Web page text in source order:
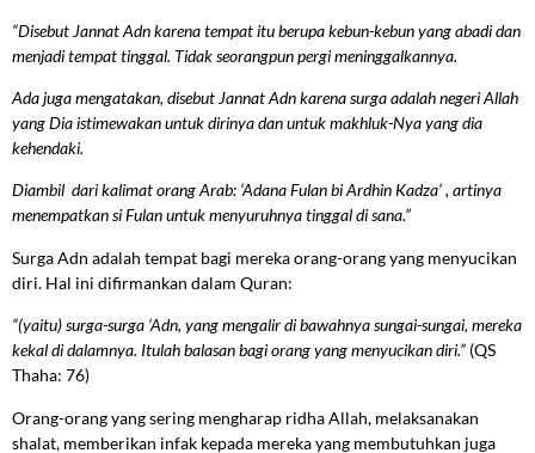
“Disebut Jannat Adn karena tempat itu berupa kebun-kebun yang abadi dan
menjadi tempat tinggal. Tidak seorangpun pergi meninggalkannya.
Ada juga mengatakan, disebut Jannat Adn karena surga adalah negeri Allah
yang Dia istimewakan untuk dirinya dan untuk makhluk-Nya yang dia
kehendaki.
Diambil dari kalimat orang Arab: ‘Adana Fulan bi Ardhin Kadza’ , artinya
menempatkan si Fulan untuk menyuruhnya tinggal di sana.”
Surga Adn adalah tempat bagi mereka orang-orang yang menyucikan
diri. Hal ini difirmankan dalam Quran:
“(yaitu) surga-surga ‘Adn, yang mengalir di bawahnya sungai-sungai, mereka
kekal di dalamnya. Itulah balasan bagi orang yang menyucikan diri.” (QS
Thaha: 76)
Orang-orang yang sering mengharap ridha Allah, melaksanakan
shalat, memberikan infak kepada mereka yang membutuhkan juga